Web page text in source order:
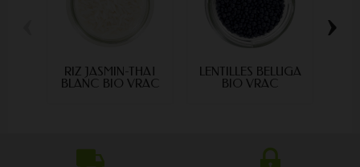
RIZ JASMIN-THAÏ
BLANC BIO VRAC
LENTILLES BELUGA
BIO VRAC
›